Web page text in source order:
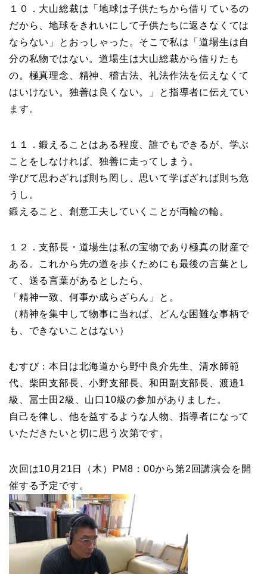
１０．大山総裁は「地球は子供たちから借りているの
だから、地球をきれいにして子供たちに返さなくては
ならない」とおっしゃった。そこで私は「道場生は自
分の私物ではない。道場生は大山総裁から借りたも
の。極真理念、精神、稽古法、礼法作法を伝えなくて
はいけない。独善は良くない。」と指導者に伝えてい
ます。
１１．鍛えることはある程度、誰でもできるが、学ぶ
ことをしなければ、独善に走ってしまう。
学びて思わざれば則ち罔し、思いて学ばざれば則ち危
うし。
鍛えること、創意工夫していくことが両輪の輪。
１２．支部長・道場生は私の宝物であり極真の財産で
ある。これから先の道を歩くためにも最後の言葉とし
て、送る言葉があるとしたら、
「精神一致、何事か成らざらん」と。
（精神を集中して物事に当れば、どんな困難な事柄で
も、できないことはない）
むすび：本日は北海道から野中良介先生、清水師範
代、柴田支部長、小野支部長、和田副支部長、渡邉1
級、冨士田2級、山口10級の参加がありました。
自己を律し、他を益するような人物、指導者になって
いただきたいと切に思う次第です。
次回は10月21日（木）PM8：00から第2回講演会を開
催する予定です。